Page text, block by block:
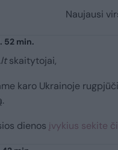
Naujausi
52 min.
skaitytojai,
karo Ukrainoje
dienos įvykius sekite